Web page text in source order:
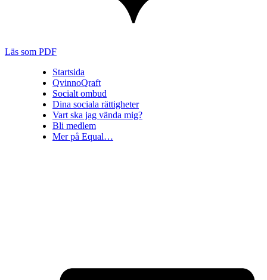
Läs som PDF
Startsida
QvinnoQraft
Socialt ombud
Dina sociala rättigheter
Vart ska jag vända mig?
Bli medlem
Mer på Equal…